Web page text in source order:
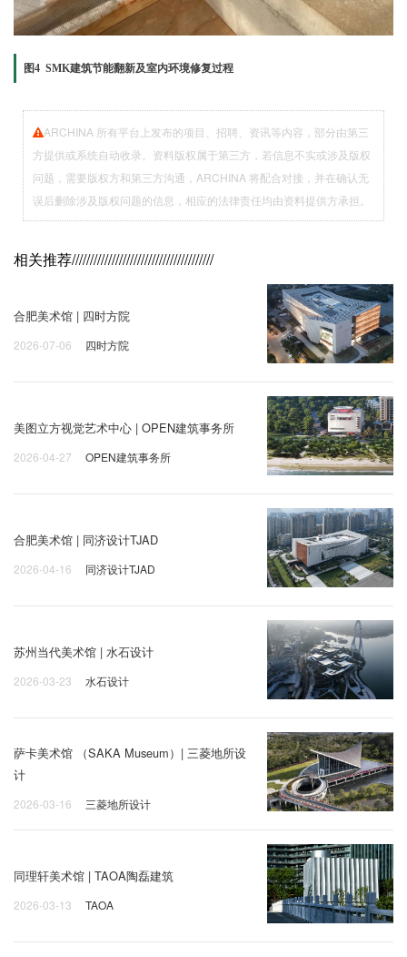
图4 SMK建筑节能翻新及室内环境修复过程
ARCHINA 所有平台上发布的项目、招聘、资讯等内容，部分由第三
方提供或系统自动收录。资料版权属于第三方，若信息不实或涉及版权
问题，需要版权方和第三方沟通，ARCHINA 将配合对接，并在确认无
误后删除涉及版权问题的信息，相应的法律责任均由资料提供方承担。
相关推荐///////////////////////////////////////
合肥美术馆 | 四时方院
2026-07-06 四时方院
美图立方视觉艺术中心 | OPEN建筑事务所
2026-04-27 OPEN建筑事务所
合肥美术馆 | 同济设计TJAD
2026-04-16 同济设计TJAD
苏州当代美术馆 | 水石设计
2026-03-23 水石设计
萨卡美术馆 （SAKA Museum）| 三菱地所设
计
2026-03-16 三菱地所设计
同理轩美术馆 | TAOA陶磊建筑
2026-03-13 TAOA